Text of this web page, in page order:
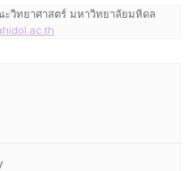
วิทยาศาสตร์ มหาวิทยาลัยมหิดล